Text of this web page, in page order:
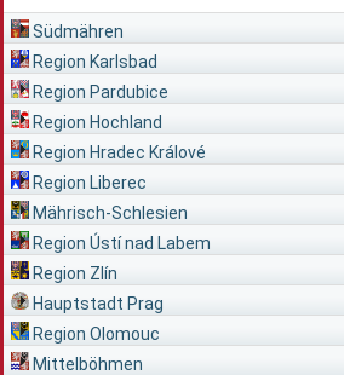
Südmähren
Region Karlsbad
Region Pardubice
Region Hochland
Region Hradec Králové
Region Liberec
Mährisch-Schlesien
Region Ústí nad Labem
Region Zlín
Hauptstadt Prag
Region Olomouc
Mittelböhmen